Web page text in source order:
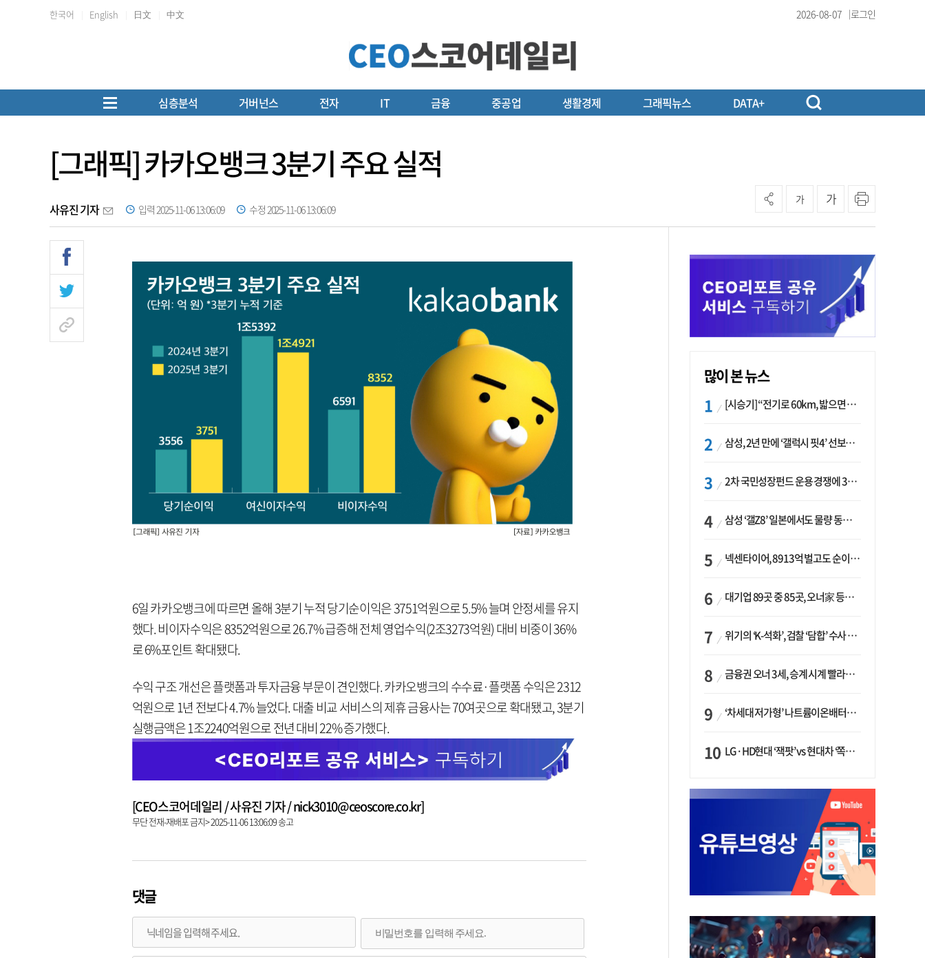
한국어 English 日文 中文 2026-08-07 로그인
심층분석 거버넌스 전자 IT 금융 중공업 생활경제 그래픽뉴스 DATA+
[그래픽] 카카오뱅크 3분기 주요 실적
사유진 기자 입력 2025-11-06 13:06:09 수정 2025-11-06 13:06:09
가 가
6일 카카오뱅크에 따르면 올해 3분기 누적 당기순이익은 3751억원으로 5.5% 늘며 안정세를 유지
했다. 비이자수익은 8352억원으로 26.7% 급증해 전체 영업수익(2조3273억원) 대비 비중이 36%
로 6%포인트 확대됐다.
수익 구조 개선은 플랫폼과 투자금융 부문이 견인했다. 카카오뱅크의 수수료·플랫폼 수익은 2312
억원으로 1년 전보다 4.7% 늘었다. 대출 비교 서비스의 제휴 금융사는 70여곳으로 확대됐고, 3분기
실행금액은 1조2240억원으로 전년 대비 22% 증가했다.
[CEO스코어데일리 / 사유진 기자 / nick3010@ceoscore.co.kr]
무단 전재-재배포 금지> 2025-11-06 13:06:09 송고
댓글
많이 본 뉴스
[시승기] “전기로 60km, 밟으면 462마력”…볼보 XC60 T8의 두 얼굴
삼성, 2년 만에 ‘갤럭시 핏4’ 선보이나…웨어러블 생태계 확장 ‘시동’
2차 국민성장펀드 운용 경쟁에 33개사 몰렸다…신한·하나 등 새 얼굴 대거 합류
삼성 ‘갤Z8’ 일본에서도 물량 동났다…애플 참전 앞두고 선두 수성 ‘시험대’
넥센타이어, 8913억 벌고도 순이익 2억…유럽 세부담에 이익 증발
대기업 89곳 중 85곳, 오너家 등기임원 겸직…BS 46곳·SM 45곳 ‘족벌경영’ 고착화
위기의 ‘K-석화’, 검찰 ‘담합’ 수사 착수…“LG·한화·롯데 등 7개 업체, 8개 제품 가격 담합”
금융권 오너 3세, 승계 시계 빨라지나…한국투자 ‘속도’·미래에셋·메리츠는 ‘거리두기’
‘차세대 저가형’ 나트륨이온배터리 시대 오나…LG화학·에코프로, 상용화 속도낸다
LG·HD현대 ‘잭팟’ vs 현대차 ‘쪽박’…글로벌 사모펀드, 韓 대기업 투자 ‘희비’